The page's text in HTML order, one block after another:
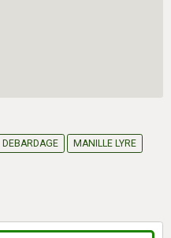
DEBARDAGE MANILLE LYRE